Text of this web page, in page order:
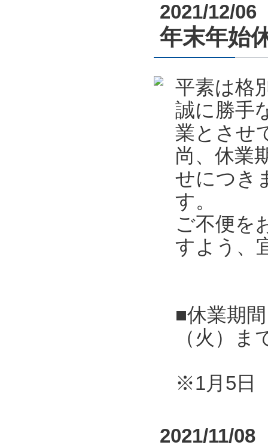
2021/12/06
年末年始
平素は格
誠に勝手
業とさせ
尚、休業
せにつき
す。
ご不便を
すよう、
■休業期
（火）ま
※1月5日
2021/11/08